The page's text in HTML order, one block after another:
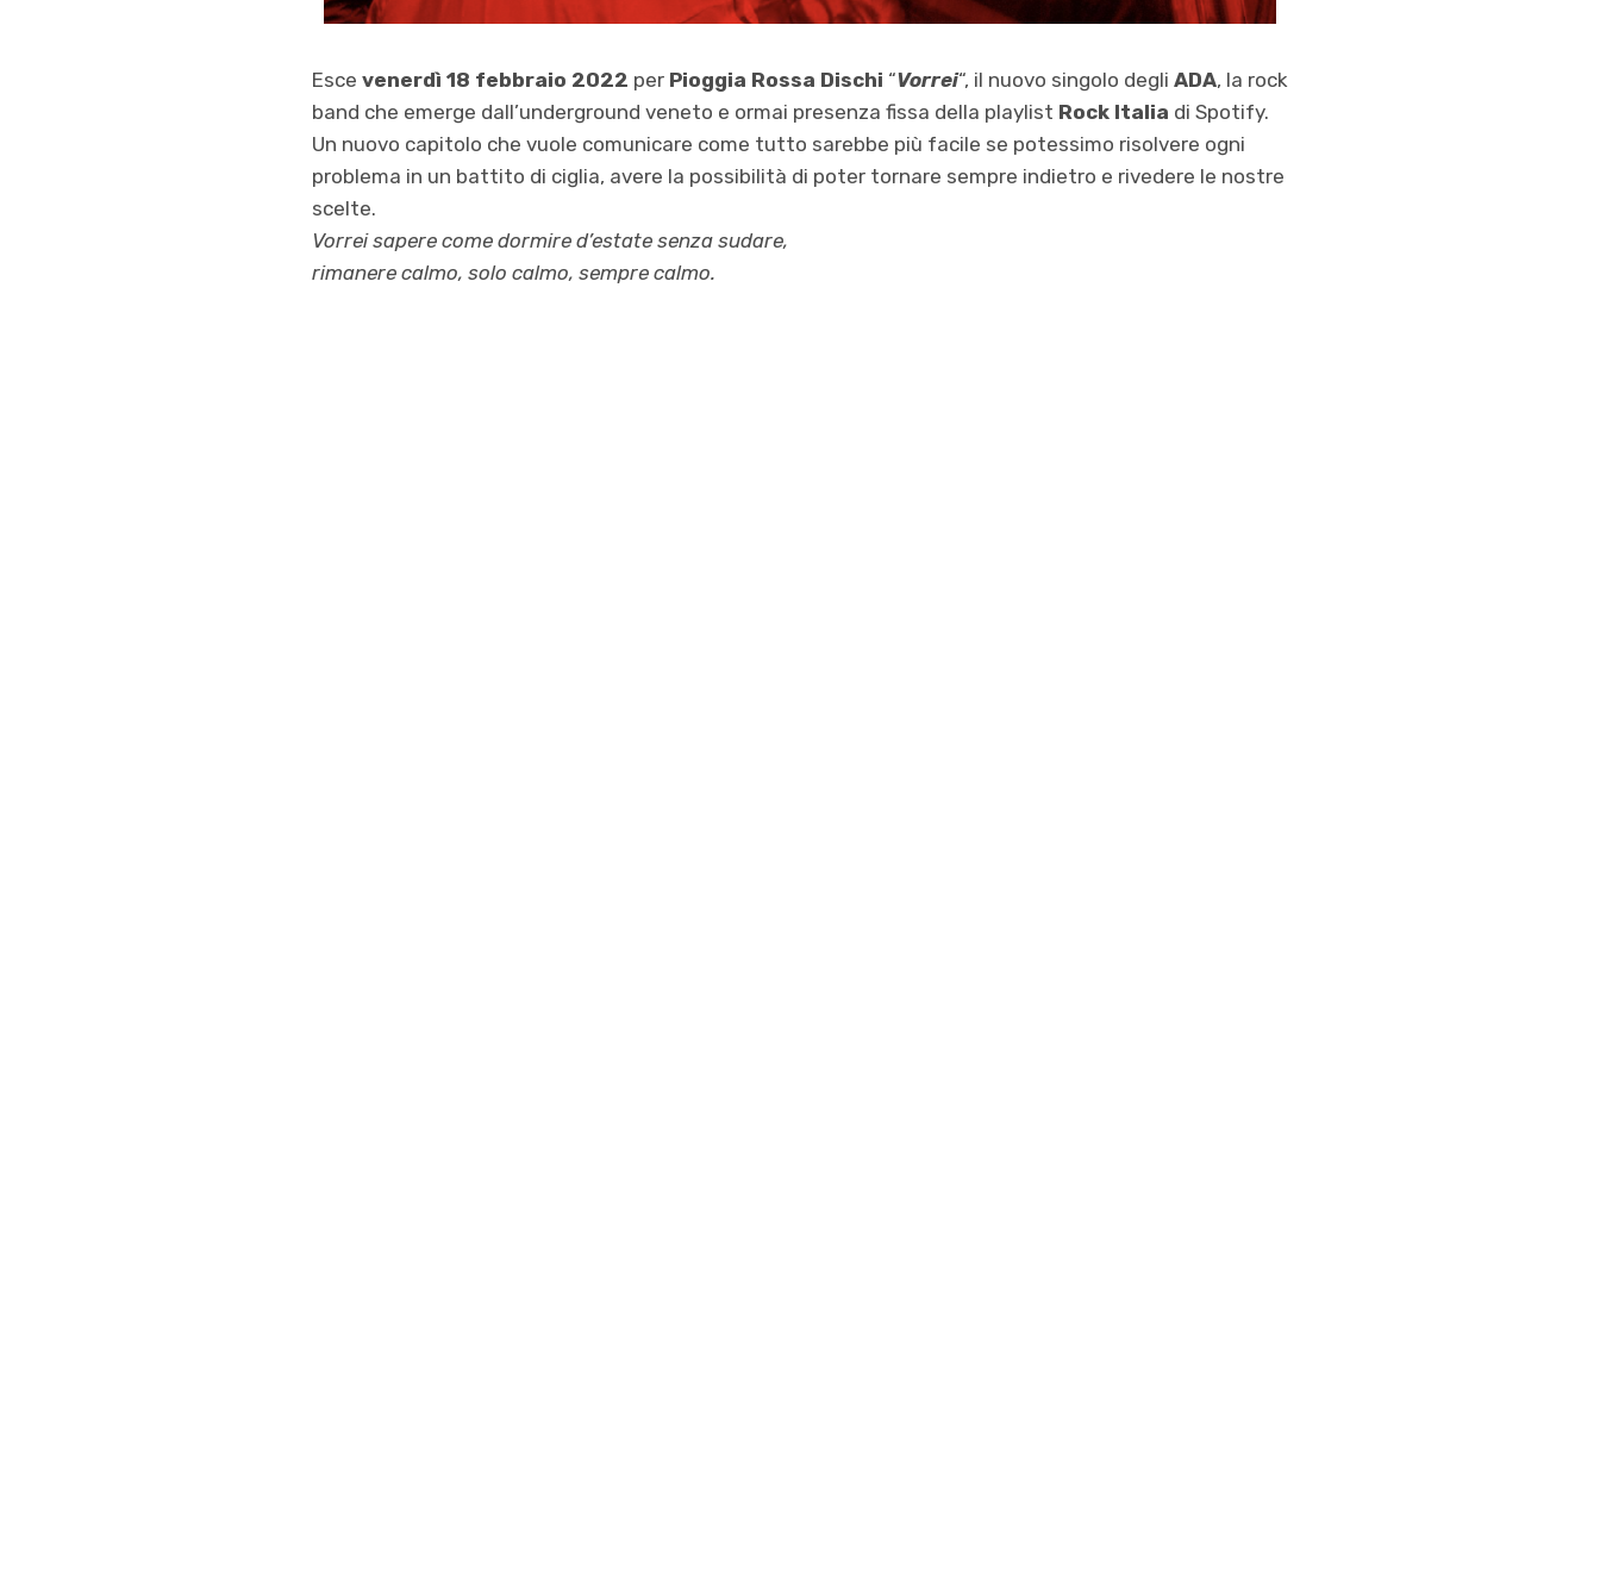
Esce venerdì 18 febbraio 2022 per Pioggia Rossa Dischi “Vorrei“, il nuovo singolo degli ADA, la rock
band che emerge dall’underground veneto e ormai presenza fissa della playlist Rock Italia di Spotify.
Un nuovo capitolo che vuole comunicare come tutto sarebbe più facile se potessimo risolvere ogni
problema in un battito di ciglia, avere la possibilità di poter tornare sempre indietro e rivedere le nostre
scelte.
Vorrei sapere come dormire d’estate senza sudare,
rimanere calmo, solo calmo, sempre calmo.